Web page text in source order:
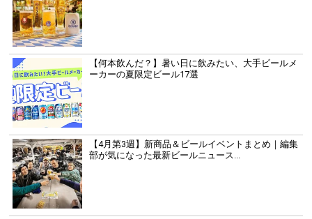
【何本飲んだ？】暑い日に飲みたい、大手ビールメ
ーカーの夏限定ビール17選
【4月第3週】新商品＆ビールイベントまとめ｜編集
部が気になった最新ビールニュース...